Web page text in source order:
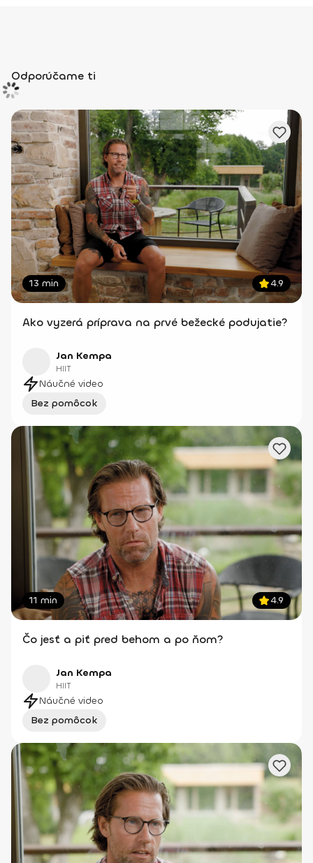
Odporúčame ti
13 min 4.9
Ako vyzerá príprava na prvé bežecké podujatie?
Jan Kempa
HIIT
Náučné video
Bez pomôcok
11 min 4.9
Čo jesť a piť pred behom a po ňom?
Jan Kempa
HIIT
Náučné video
Bez pomôcok